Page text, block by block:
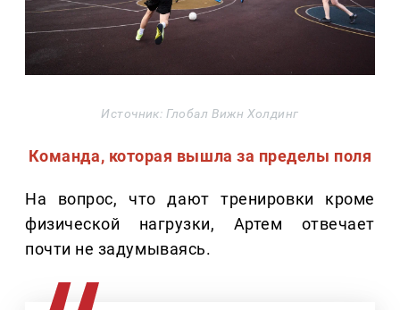
Источник: Глобал Вижн Холдинг
Команда, которая вышла за пределы поля
На вопрос, что дают тренировки кроме
физической нагрузки, Артем отвечает
почти не задумываясь.